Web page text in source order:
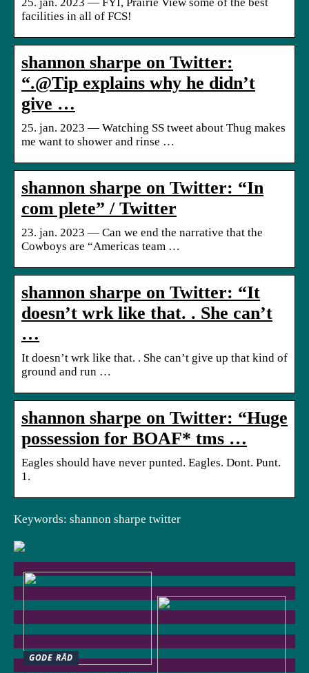
facilities in all of FCS!
shannon sharpe on Twitter:
“.@Tip explains why he didn’t
give …
25. jan. 2023 — Watching SS tweet about Thug makes
me want to shower and rinse …
shannon sharpe on Twitter: “In
com plete” / Twitter
23. jan. 2023 — Can we end the narrative that the
Cowboys are “Americas team …
shannon sharpe on Twitter: “It
doesn’t wrk like that. . She can’t
…
It doesn’t wrk like that. . She can’t give up that kind of
ground and run …
shannon sharpe on Twitter: “Huge
possession for BOAF* tms …
Eagles should have never punted. Eagles. Dont. Punt.
1.
Keywords: shannon sharpe twitter
GODE RÅD